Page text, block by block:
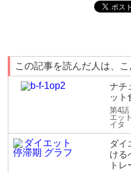
この記事を読んだ人は、
ナチ
ット
第4話
エッ
イタ
ダイ
ける
トレ